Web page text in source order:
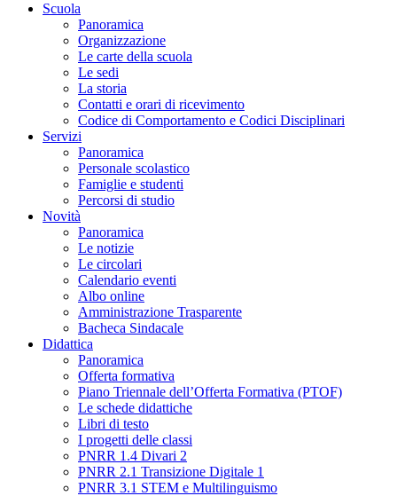
Scuola
Panoramica
Organizzazione
Le carte della scuola
Le sedi
La storia
Contatti e orari di ricevimento
Codice di Comportamento e Codici Disciplinari
Servizi
Panoramica
Personale scolastico
Famiglie e studenti
Percorsi di studio
Novità
Panoramica
Le notizie
Le circolari
Calendario eventi
Albo online
Amministrazione Trasparente
Bacheca Sindacale
Didattica
Panoramica
Offerta formativa
Piano Triennale dell’Offerta Formativa (PTOF)
Le schede didattiche
Libri di testo
I progetti delle classi
PNRR 1.4 Divari 2
PNRR 2.1 Transizione Digitale 1
PNRR 3.1 STEM e Multilinguismo